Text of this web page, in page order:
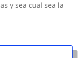
y sea cual sea la